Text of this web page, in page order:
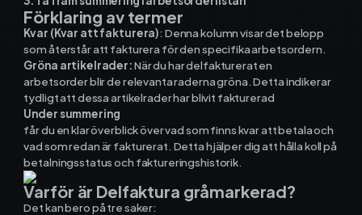
Förklaring av termer
Kvar (Kvar att fakturera): Denna kolumn visar det belopp
som återstår att fakturera för den specifika arbetsordern.
Gröna artikelrader:När du har delfakturerat en
arbetsorder blir de relevanta raderna gröna. Detta indikerar
tydligt att dessa artikelrader har blivit fakturerad
Under summering
får du en klar överblick över vad som finns kvar att betala och
vad som redan är fakturerat. Detta hjälper dig att hålla koll på
betalningsstatus och faktureringshistorik.
Varför är Delfaktura gråmarkerad?
Det kan bero på tre saker: